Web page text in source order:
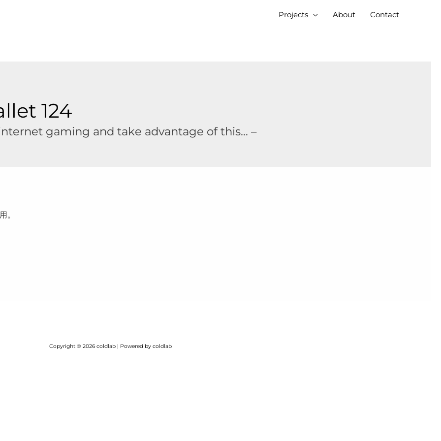
Projects About Contact
124
gaming and take advantage of this… –
。
Copyright © 2026 coldlab | Powered by coldlab